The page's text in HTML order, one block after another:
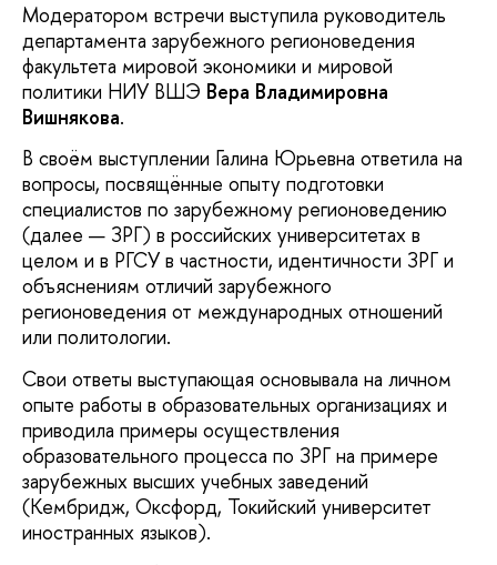
Модератором встречи выступила руководитель
департамента зарубежного регионоведения
факультета мировой экономики и мировой
политики НИУ ВШЭ Вера Владимировна
Вишнякова.
В своём выступлении Галина Юрьевна ответила на
вопросы, посвящённые опыту подготовки
специалистов по зарубежному регионоведению
(далее — ЗРГ) в российских университетах в
целом и в РГСУ в частности, идентичности ЗРГ и
объяснениям отличий зарубежного
регионоведения от международных отношений
или политологии.
Свои ответы выступающая основывала на личном
опыте работы в образовательных организациях и
приводила примеры осуществления
образовательного процесса по ЗРГ на примере
зарубежных высших учебных заведений
(Кембридж, Оксфорд, Токийский университет
иностранных языков).